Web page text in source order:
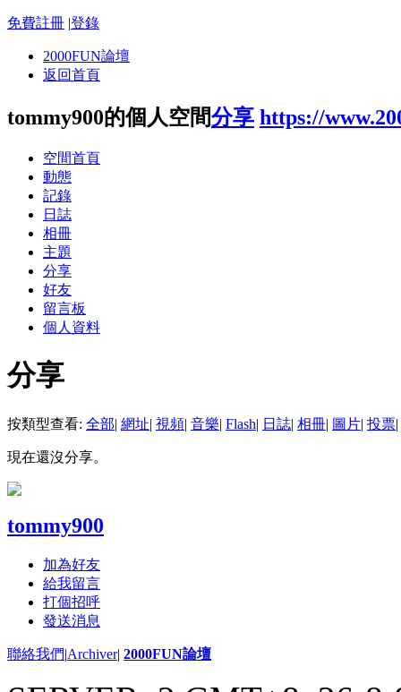
免費註冊 |登錄
2000FUN論壇
返回首頁
tommy900的個人空間分享 https://
空間首頁
動態
記錄
日誌
相冊
主題
分享
好友
留言板
個人資料
分享
按類型查看: 全部| 網址| 視頻| 音樂| Flash| 日誌| 相冊| 圖片| 投票|
現在還沒分享。
tommy900
加為好友
給我留言
打個招呼
發送消息
聯絡我們|Archiver| 2000FUN論壇